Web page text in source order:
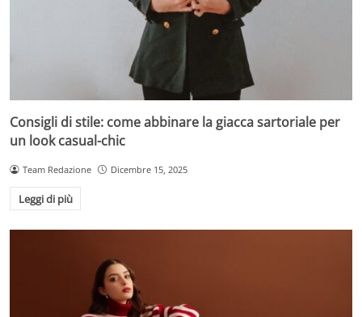
Consigli di stile: come abbinare la giacca sartoriale per
un look casual-chic
Team Redazione Dicembre 15, 2025
Leggi di più